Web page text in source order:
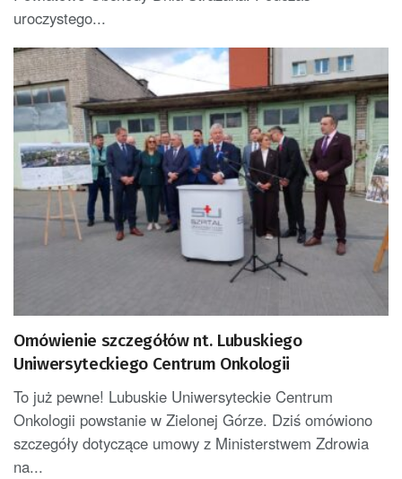
uroczystego...
Omówienie szczegółów nt. Lubuskiego
Uniwersyteckiego Centrum Onkologii
To już pewne! Lubuskie Uniwersyteckie Centrum
Onkologii powstanie w Zielonej Górze. Dziś omówiono
szczegóły dotyczące umowy z Ministerstwem Zdrowia
na...